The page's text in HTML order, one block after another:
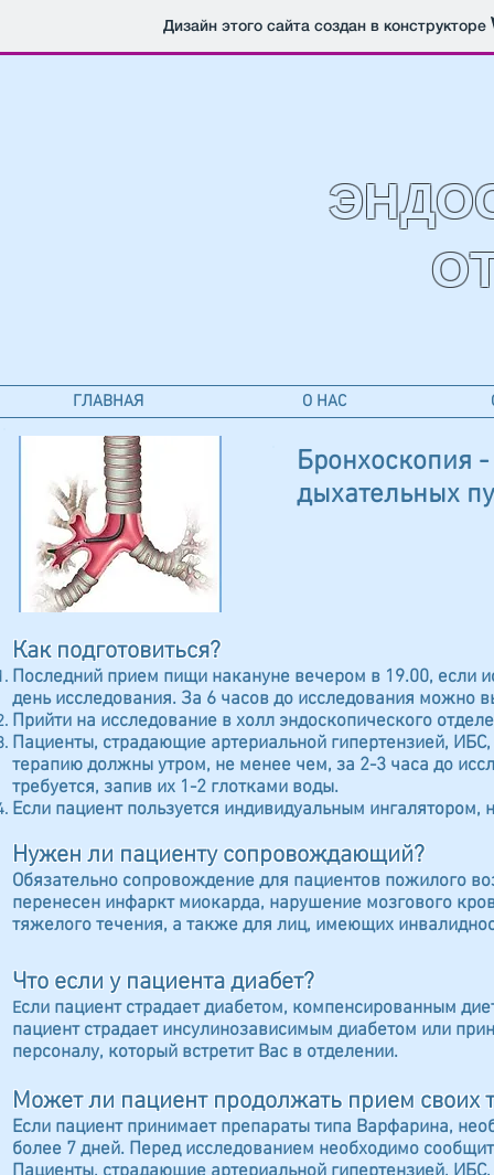
Дизайн этого сайта создан в конструкторе
ГЛАВНАЯ О НАС
Как подготовиться?
Последний прием пищи накануне вечером в 19.00, если
день исследования. За 6 часов до исследования можно
Прийти на исследование в холл эндоскопического
Пациенты, страдающие артериальной гипертензией,
терапию должны утром, не менее чем, за 2-3 часа до
требуется, запив их 1-2 глотками воды.
Если пациент пользуется индивидуальным ингалятором,
Нужен ли пациенту сопровождающий?
Обязательно сопровождение для пациентов пожилого
перенесен инфаркт миокарда, нарушение мозгового
тяжелого течения, а также для лиц, имеющих
Что если у пациента диабет?
Если пациент страдает диабетом, компенсированным
пациент страдает инсулинозависимым диабетом или
персоналу, который встретит Вас в отделении.
Может ли пациент продолжать прием своих
Если пациент принимает препараты типа Варфарина,
более 7 дней. Перед исследованием необходимо
Бронхоскопия
дыхательных